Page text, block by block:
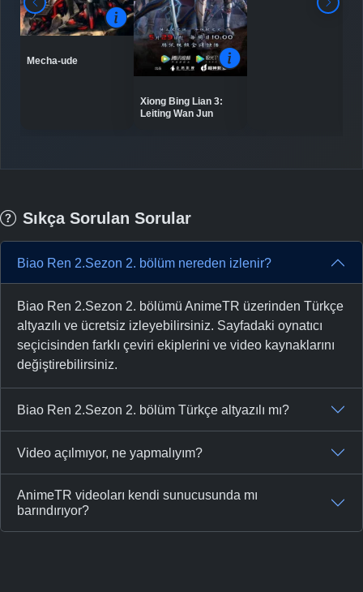
Mecha-ude
Xiong Bing Lian 3:
Leiting Wan Jun
Sıkça Sorulan Sorular
Biao Ren 2.Sezon 2. bölüm nereden izlenir?
Biao Ren 2.Sezon 2. bölümü AnimeTR üzerinden Türkçe
altyazılı ve ücretsiz izleyebilirsiniz. Sayfadaki oynatıcı
seçicisinden farklı çeviri ekiplerini ve video kaynaklarını
değiştirebilirsiniz.
Biao Ren 2.Sezon 2. bölüm Türkçe altyazılı mı?
Video açılmıyor, ne yapmalıyım?
AnimeTR videoları kendi sunucusunda mı
barındırıyor?